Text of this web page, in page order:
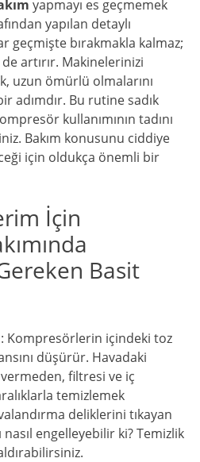
yapmayı es geçmemek
yapılan detaylı
geçmişte bırakmakla kalmaz;
artırır. Makinelerinizi
uzun ömürlü olmalarını
adımdır. Bu rutine sadık
kullanımının tadını
Bakım konusunu ciddiye
için oldukça önemli bir
İçin
Basit
: Kompresörlerin içindeki toz
düşürür. Havadaki
filtresi ve iç
temizlemek
deliklerini tıkayan
nasıl engelleyebilir ki? Temizlik